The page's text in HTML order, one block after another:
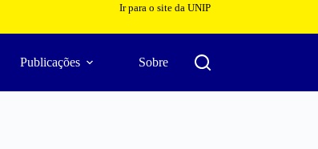
Ir para o site da UNIP
Publicações Sobre